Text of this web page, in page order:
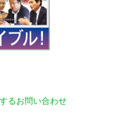
るお問い合わせ